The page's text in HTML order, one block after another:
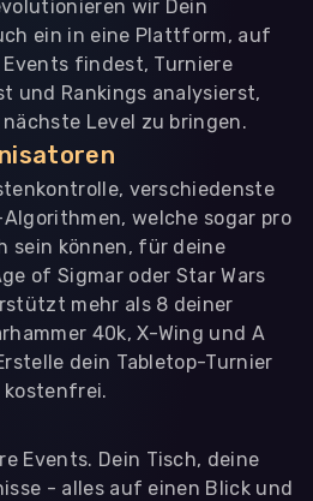
wir Dein
ein in eine Plattform, auf
findest, Turniere
und Rankings analysierst,
Level zu bringen.
verschiedenste
welche sogar pro
sein können, für deine
of Sigmar oder Star Wars
mehr als 8 deiner
40k, X-Wing und A
dein Tabletop-Turnier
Events. Dein Tisch, deine
- alles auf einen Blick und